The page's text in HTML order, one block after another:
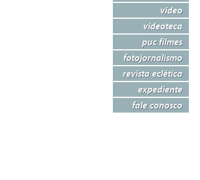
vídeo
videoteca
puc filmes
fotojornalismo
revista eclética
expediente
fale conosco